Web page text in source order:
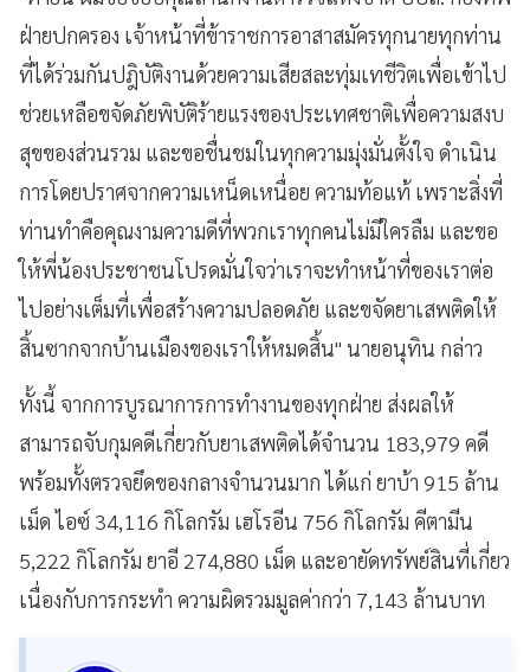
ฝ่ายปกครอง เจ้าหน้าที่ข้าราชการอาสาสมัครทุกนายทุกท่าน
ที่ได้ร่วมกันปฎิบัติงานด้วยความเสียสละทุ่มเทชีวิตเพื่อเข้าไป
ช่วยเหลือขจัดภัยพิบัติร้ายแรงของประเทศชาติเพื่อความสงบ
สุขของส่วนรวม และขอชื่นชมในทุกความมุ่งมั่นตั้งใจ ดำเนิน
การโดยปราศจากความเหน็ดเหนื่อย ความท้อแท้ เพราะสิ่งที่
ท่านทำคือคุณงามความดีที่พวกเราทุกคนไม่มีใครลืม และขอ
ให้พี่น้องประชาชนโปรดมั่นใจว่าเราจะทำหน้าที่ของเราต่อ
ไปอย่างเต็มที่เพื่อสร้างความปลอดภัย และขจัดยาเสพติดให้
สิ้นซากจากบ้านเมืองของเราให้หมดสิ้น" นายอนุทิน กล่าว
ทั้งนี้ จากการบูรณาการการทำงานของทุกฝ่าย ส่งผลให้
สามารถจับกุมคดีเกี่ยวกับยาเสพติดได้จำนวน 183,979 คดี
พร้อมทั้งตรวจยึดของกลางจำนวนมาก ได้แก่ ยาบ้า 915 ล้าน
เม็ด ไอซ์ 34,116 กิโลกรัม เฮโรอีน 756 กิโลกรัม คีตามีน
5,222 กิโลกรัม ยาอี 274,880 เม็ด และอายัดทรัพย์สินที่เกี่ยว
เนื่องกับการกระทำ ความผิดรวมมูลค่ากว่า 7,143 ล้านบาท